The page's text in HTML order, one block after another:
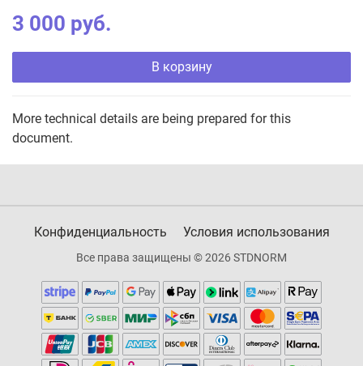
3 000 руб.
В корзину
More technical details are being prepared for this
document.
Конфиденциальность Условия использования
Все права защищены © 2026 STDNORM